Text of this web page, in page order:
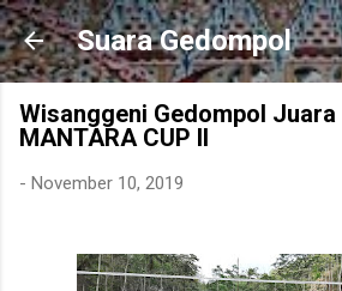
Skip to main
Suara Gedompol
Wisanggeni Gedompol Juara
MANTARA CUP II
- November 10, 2019